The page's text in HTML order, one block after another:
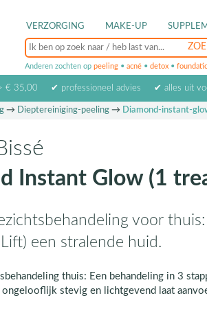
VERZORGING MAKE-UP
Anderen zochten op peeling • acné • detox •
€ 35,00 ✔ professioneel advies ✔ alles uit
→ Dieptereiniging-peeling→ Diamond-instant-
Instant Glow (1
voor
een stralende huid.
thuis: Een behandeling in 3
stevig en lichtgevend laat